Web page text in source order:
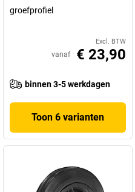
groefprofiel
Excl. BTW
vanaf € 23,90
binnen 3-5 werkdagen
Toon 6 varianten